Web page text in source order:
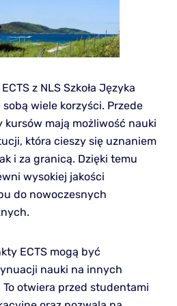
z NLS Szkoła Języka
wiele korzyści. Przede
mają możliwość nauki
która cieszy się uznaniem
i za granicą. Dzięki temu
wysokiej jakości
do nowoczesnych
ECTS mogą być
nauki na innych
otwiera przed studentami